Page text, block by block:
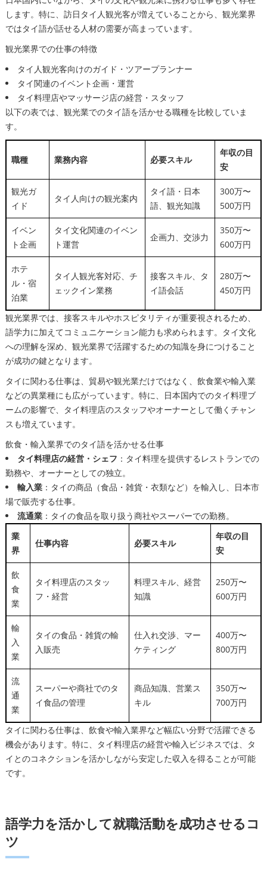
します。特に、訪日タイ人観光客が増えていることから、観光業界
ではタイ語が話せる人材の需要が高まっています。
観光業界での仕事の特徴
タイ人観光客向けのガイド・ツアープランナー
タイ関連のイベント企画・運営
タイ料理店やマッサージ店の経営・スタッフ
以下の表では、観光業でのタイ語を活かせる職種を比較していま
す。
職種 業務内容 必要スキル
年収の目
安
観光ガ
イド
タイ人向けの観光案内
タイ語・日本
語、観光知識
300万〜
500万円
イベン
ト企画
タイ文化関連のイベン
ト運営
企画力、交渉力
350万〜
600万円
ホテ
ル・宿
泊業
タイ人観光客対応、チ
ェックイン業務
接客スキル、タ
イ語会話
280万〜
450万円
観光業界では、接客スキルやホスピタリティが重要視されるため、
語学力に加えてコミュニケーション能力も求められます。タイ文化
への理解を深め、観光業界で活躍するための知識を身につけること
が成功の鍵となります。
タイに関わる仕事は、貿易や観光業だけではなく、飲食業や輸入業
などの異業種にも広がっています。特に、日本国内でのタイ料理ブ
ームの影響で、タイ料理店のスタッフやオーナーとして働くチャン
スも増えています。
飲食・輸入業界でのタイ語を活かせる仕事
タイ料理店の経営・シェフ ：タイ料理を提供するレストランでの
勤務や、オーナーとしての独立。
輸入業：タイの商品（食品・雑貨・衣類など）を輸入し、日本市
場で販売する仕事。
流通業：タイの食品を取り扱う商社やスーパーでの勤務。
業
界
仕事内容 必要スキル
年収の目
安
飲
食
業
タイ料理店のスタッ
フ・経営
料理スキル、経営
知識
250万〜
600万円
輸
入
業
タイの食品・雑貨の輸
入販売
仕入れ交渉、マー
ケティング
400万〜
800万円
流
通
業
スーパーや商社でのタ
イ食品の管理
商品知識、営業ス
キル
350万〜
700万円
タイに関わる仕事は、飲食や輸入業界など幅広い分野で活躍できる
機会があります。特に、タイ料理店の経営や輸入ビジネスでは、タ
イとのコネクションを活かしながら安定した収入を得ることが可能
です。
語学力を活かして就職活動を成功させるコ
ツ